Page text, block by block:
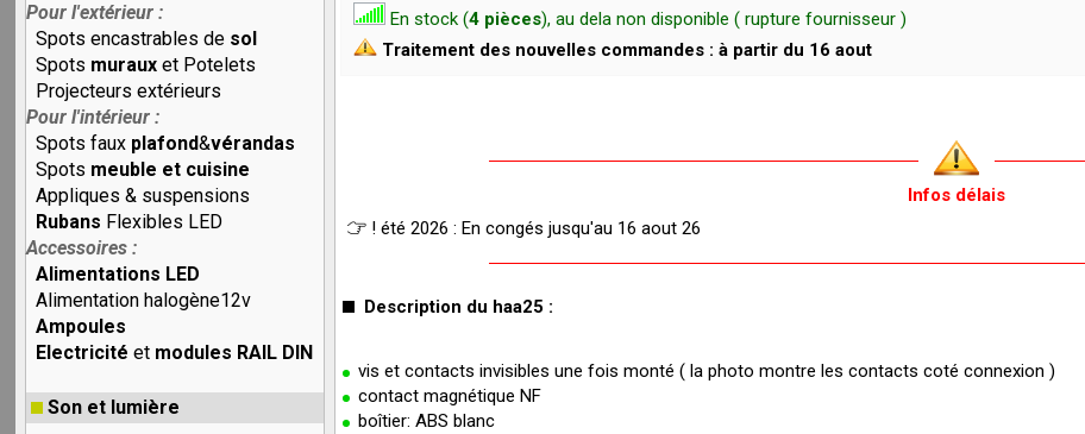
Pour l'extérieur :
Spots encastrables de sol
Spots muraux et Potelets
Projecteurs extérieurs
Pour l'intérieur :
Spots faux plafond&vérandas
Spots meuble et cuisine
Appliques & suspensions
Rubans Flexibles LED
Accessoires :
Alimentations LED
Alimentation halogène12v
Ampoules
Electricité et modules RAIL DIN
Son et lumière
En stock (4 pièces), au dela non disponible ( rupture fournisseur )
Traitement des nouvelles commandes : à partir du 16 aout
Infos délais
! été 2026 : En congés jusqu'au 16 aout 26
Description du haa25 :
vis et contacts invisibles une fois monté ( la photo montre les contacts coté connexion )
contact magnétique NF
boîtier: ABS blanc